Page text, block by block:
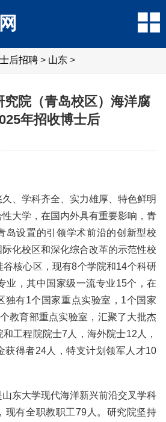
后招聘 > 山东 >
究院（青岛校区）海洋腐
年招收博士后
、学科齐全、实力雄厚、特色鲜明
大学，在国内外具有重要影响，青
岛设置的引领学术前沿的创新型校
化校区和深化综合改革的示范性校
谷核心区，现有8个学院和14个科研
业，其中国家级一流专业15个，在
独有1个国家重点实验室，1个国家
教育部重点实验室，汇聚了大批杰
工程院院士7人，海外院士12人，
获得者24人，特支计划领军人才10
东大学现代海洋新兴前沿交叉学科
现有全职教职工79人。研究院坚持